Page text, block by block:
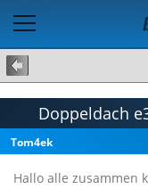
Doppeldach
Tom4ek
Hallo alle zusammen